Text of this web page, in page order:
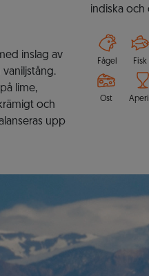
inslag av
lime,
och
upp
indiska och
Fågel Fisk
Ost